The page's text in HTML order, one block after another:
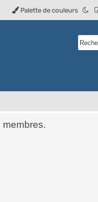
Palette de couleurs